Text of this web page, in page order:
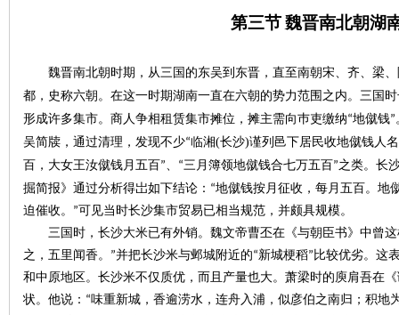
第三节 魏晋南北朝湖
魏晋南北朝时期，从三国的东吴到东晋，直至南朝宋、齐、梁
都，史称六朝。在这一时期湖南一直在六朝的势力范围之内。三国
形成许多集市。商人争相租赁集市摊位，摊主需向巿吏缴纳“地僦钱”
吴简牍，通过清理，发现不少“临湘(长沙)谨列邑下居民收地僦钱人
百，大女王汝僦钱月五百”、“三月簿领地僦钱合七万五百”之类。长
掘简报》通过分析得岀如下结论：“地僦钱按月征收，每月五百。地
迫催收。”可见当时长沙集市贸易已相当规范，并颇具规模。
三国时，长沙大米已有外销。魏文帝曹丕在《与朝臣书》中曾
之，五里闻香。”并把长沙米与邺城附近的“新城梗稻”比较优劣。这
和中原地区。长沙米不仅质优，而且产量也大。萧梁时的庾肩吾在
状。他说：“味重新城，香逾涝水，连舟入浦，似彦伯之南归；积地